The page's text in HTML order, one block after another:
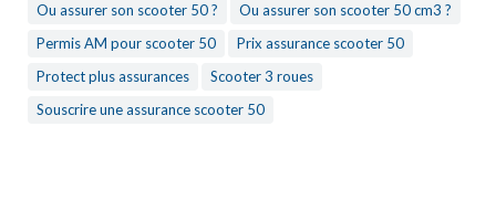
Ou assurer son scooter 50 ?
Ou assurer son scooter 50 cm3 ?
Permis AM pour scooter 50
Prix assurance scooter 50
Protect plus assurances
Scooter 3 roues
Souscrire une assurance scooter 50